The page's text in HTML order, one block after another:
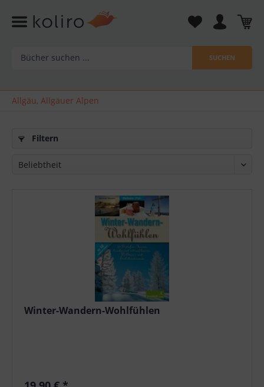
SUCHEN
Allgäu, Allgäuer Alpen
Filtern
Winter-Wandern-Wohlfühlen